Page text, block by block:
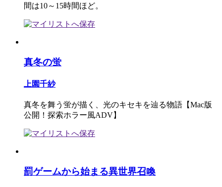
間は10～15時間ほど。
真冬の蛍
上園千紗
真冬を舞う蛍が描く、光のキセキを辿る物語【Mac版
公開！探索ホラー風ADV】
罰ゲームから始まる異世界召喚